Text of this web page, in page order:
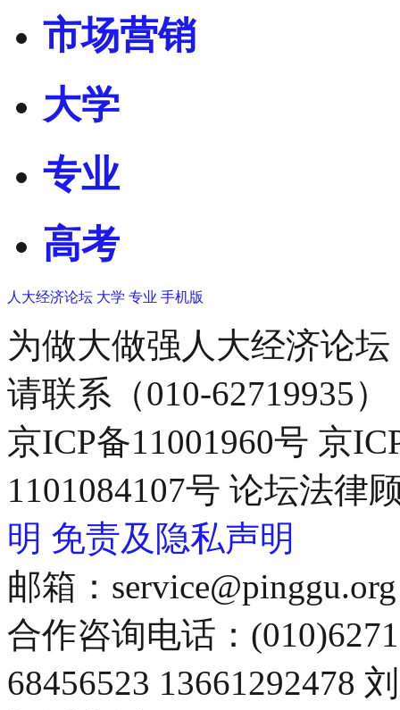
市场营销
大学
专业
高考
人大经济论坛 大学 专业 手机版
为做大做强人大经济论
请联系（010-62719935）
京ICP备11001960号 京
1101084107号 论坛法律
明 免责及隐私声明
邮箱：service@pinggu.org
合作咨询电话：
68456523 13661292478